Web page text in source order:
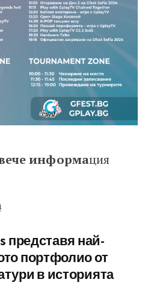
информация
представя най-
портфолио от
в историята